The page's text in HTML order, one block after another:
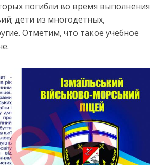
погибли во время выполнения
дети из многодетных,
Отметим, что такое учебное